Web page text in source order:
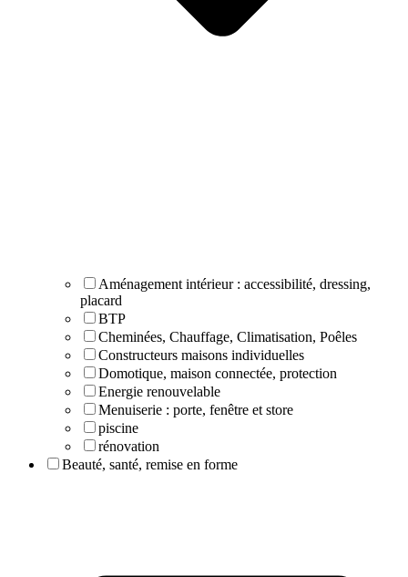
Aménagement intérieur : accessibilité, dressing,
placard
BTP
Cheminées, Chauffage, Climatisation, Poêles
Constructeurs maisons individuelles
Domotique, maison connectée, protection
Energie renouvelable
Menuiserie : porte, fenêtre et store
piscine
rénovation
Beauté, santé, remise en forme